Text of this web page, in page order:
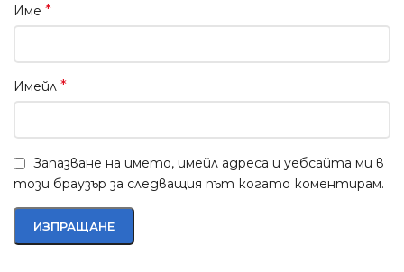
Име *
Имейл *
Запазване на името, имейл адреса и уебсайта ми в
този браузър за следващия път когато коментирам.